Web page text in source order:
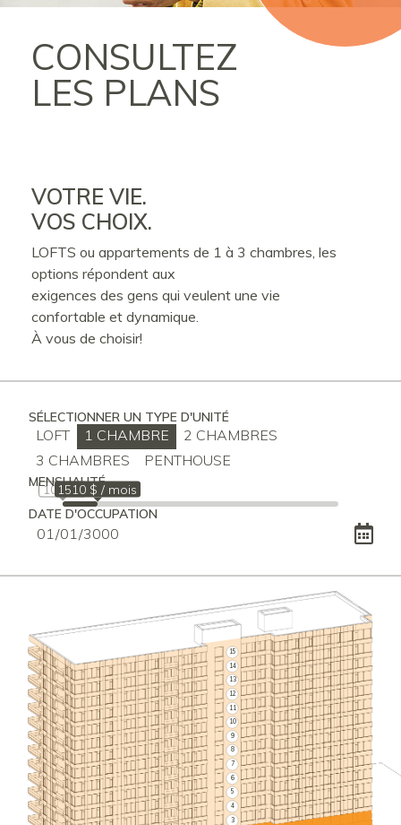
CONSULTEZ
LES PLANS
VOTRE VIE.
VOS CHOIX.
LOFTS ou appartements de 1 à 3 chambres, les
options répondent aux
exigences des gens qui veulent une vie
confortable et dynamique.
À vous de choisir!
SÉLECTIONNER UN TYPE D'UNITÉ
LOFT 1 CHAMBRE
2 CHAMBRES
3 CHAMBRES
PENTHOUSE
MENSUALITÉ
1010 $
1510 $ / mois
DATE D'OCCUPATION
3
4
5
6
7
8
9
10
11
12
13
14
15